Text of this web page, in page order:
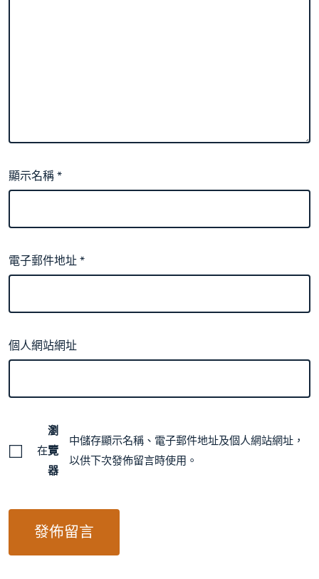
顯示名稱*
電子郵件地址*
個人網站網址
在
瀏
覽
器
中儲存顯示名稱、電子郵件地址及個人網站網址，
以供下次發佈留言時使用。